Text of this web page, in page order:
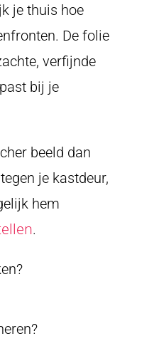
je thuis hoe
De folie
verfijnde
bij je
beeld dan
je kastdeur,
hem
.